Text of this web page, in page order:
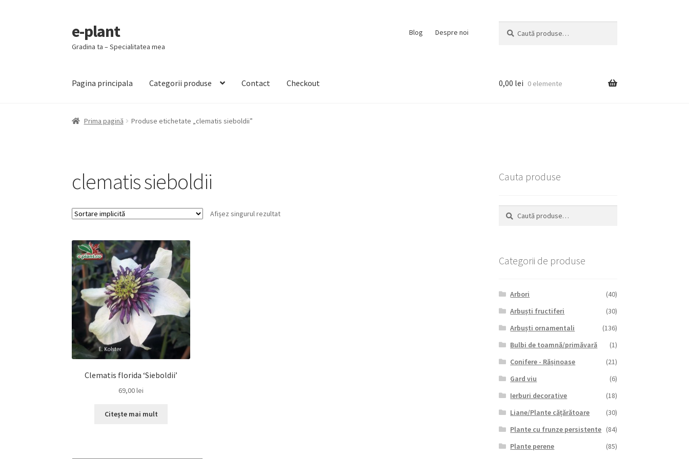
Sari
la
navigare
Sari
la
conținut
e-plant
Gradina ta – Specialitatea mea
Blog Despre noi
după:
Pagina principala Categorii produse Contact Checkout 0,00 lei 0 elemente
Prima pagină Produse etichetate „clematis sieboldii”
clematis sieboldii
Afișez singurul rezultat
Clematis florida ‘Sieboldii’
69,00lei
Citește mai mult
Cauta produse
Caută
după:
Caută
Categorii de produse
Arbori
(40)
Arbuști fructiferi
(30)
Arbuști ornamentali
(136)
Bulbi de toamnă/primăvară
(1)
Conifere - Rășinoase
(21)
Gard viu
(6)
Ierburi decorative
(18)
Liane/Plante cățărătoare
(30)
Plante cu frunze persistente (84)
Plante perene
(85)